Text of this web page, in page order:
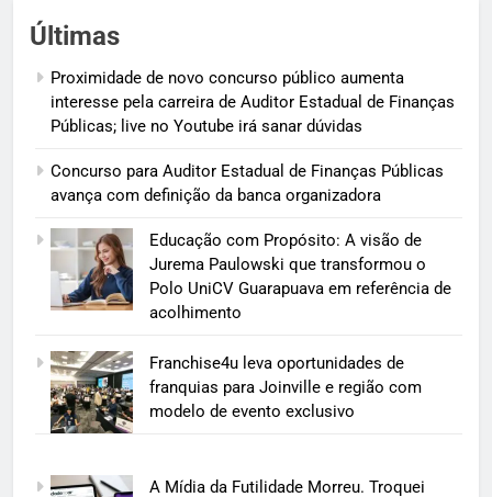
Últimas
Proximidade de novo concurso público aumenta
interesse pela carreira de Auditor Estadual de Finanças
Públicas; live no Youtube irá sanar dúvidas
Concurso para Auditor Estadual de Finanças Públicas
avança com definição da banca organizadora
Educação com Propósito: A visão de
Jurema Paulowski que transformou o
Polo UniCV Guarapuava em referência de
acolhimento
Franchise4u leva oportunidades de
franquias para Joinville e região com
modelo de evento exclusivo
A Mídia da Futilidade Morreu. Troquei